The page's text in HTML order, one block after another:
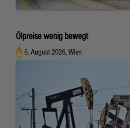
Ölpreise wenig bewegt
6. August 2026, Wien